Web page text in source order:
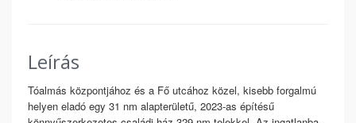
Leírás
Tóalmás központjához és a Fő utcához közel, kisebb forgalmú
helyen eladó egy 31 nm alapterületű, 2023-as építésű